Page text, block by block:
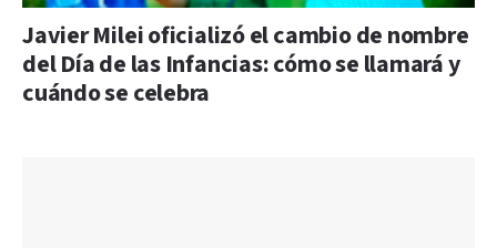
Javier Milei oficializó el cambio de nombre
del Día de las Infancias: cómo se llamará y
cuándo se celebra